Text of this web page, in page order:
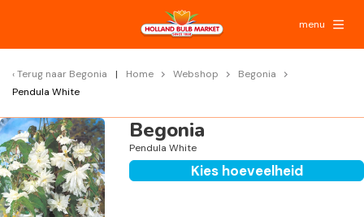
menu
Terug naar Begonia Home Webshop
Begonia
Pendula White
Begonia
Pendula White
Kies hoeveelheid